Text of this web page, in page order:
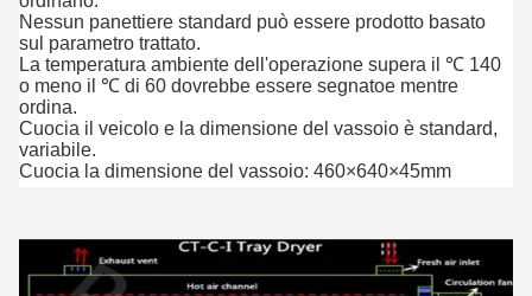
Nessun panettiere standard può essere prodotto basato
sul parametro trattato.
La temperatura ambiente dell'operazione supera il ℃ 140
o meno il ℃ di 60 dovrebbe essere segnatoe mentre
ordina.
Cuocia il veicolo e la dimensione del vassoio è standard,
variabile.
Cuocia la dimensione del vassoio: 460×640×45mm